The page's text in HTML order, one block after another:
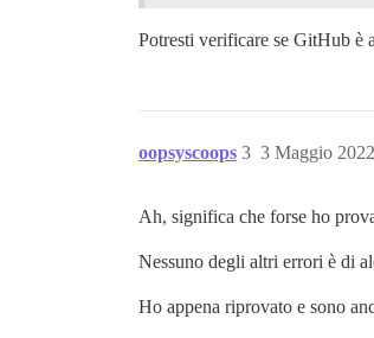
Potresti verificare se GitHub è
oopsyscoops 3 Maggio
3
Ah, significa che forse ho
Nessuno degli altri errori è di
Ho appena riprovato e sono